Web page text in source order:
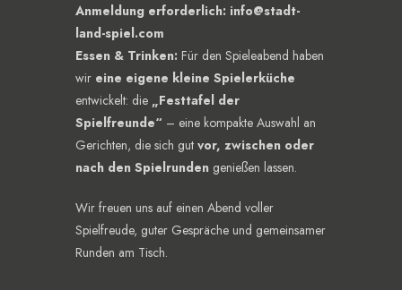
Anmeldung erforderlich: info@stadt-
land-spiel.com
Essen & Trinken: Für den Spieleabend haben
wir eine eigene kleine Spielerküche
entwickelt: die „Festtafel der
Spielfreunde“ – eine kompakte Auswahl an
Gerichten, die sich gut vor, zwischen oder
nach den Spielrunden genießen lassen.
Wir freuen uns auf einen Abend voller
Spielfreude, guter Gespräche und gemeinsamer
Runden am Tisch.